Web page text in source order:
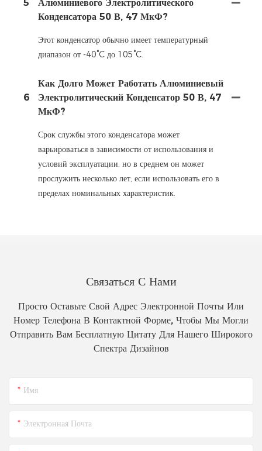
5
Алюминиевого Электролитического
Конденсатора 50 В, 47 МкФ?
Этот конденсатор обычно имеет температурный
диапазон от -40°C до 105°C.
6
Как Долго Может Работать Алюминиевый
Электролитический Конденсатор 50 В, 47
МкФ?
Срок службы этого конденсатора может
варьироваться в зависимости от использования и
условий эксплуатации, но в среднем он может
прослужить несколько лет, если использовать его в
пределах номинальных характеристик.
Связаться С Нами
Просто Оставьте Свой Адрес Электронной Почты Или
Номер Телефона В Контактной Форме, Чтобы Мы Могли
Отправить Вам Бесплатную Цитату Для Нашего Широкого
Спектра Дизайнов
Имя
Электронная Почта